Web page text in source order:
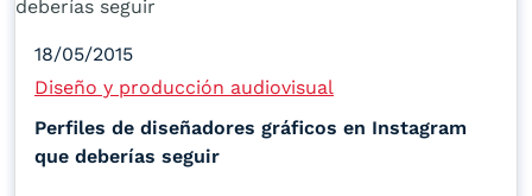
18/05/2015
Diseño y producción audiovisual
Perfiles de diseñadores gráficos en Instagram
que deberías seguir